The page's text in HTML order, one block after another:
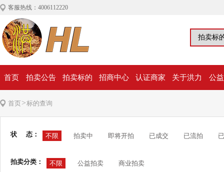
客服热线：4006112220
首页 拍卖公告 拍卖标的 招商中心 认证商家 关于洪力 公
首页>标的查询
状 态： 不限 拍卖中 即将开拍 已成交 已流拍
拍卖分类： 不限 公益拍卖 商业拍卖